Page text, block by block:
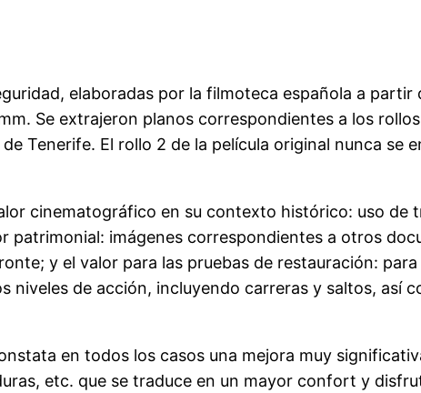
elaboradas por la filmoteca española a partir
Se extrajeron planos correspondientes a los rollos
Tenerife. El rollo 2 de la película original nunca se
cinematográfico en su contexto histórico: uso de
imágenes correspondientes a otros
y el valor para las pruebas de restauración:
de acción, incluyendo carreras y saltos, así
en todos los casos una mejora muy
etc. que se traduce en un mayor confort y